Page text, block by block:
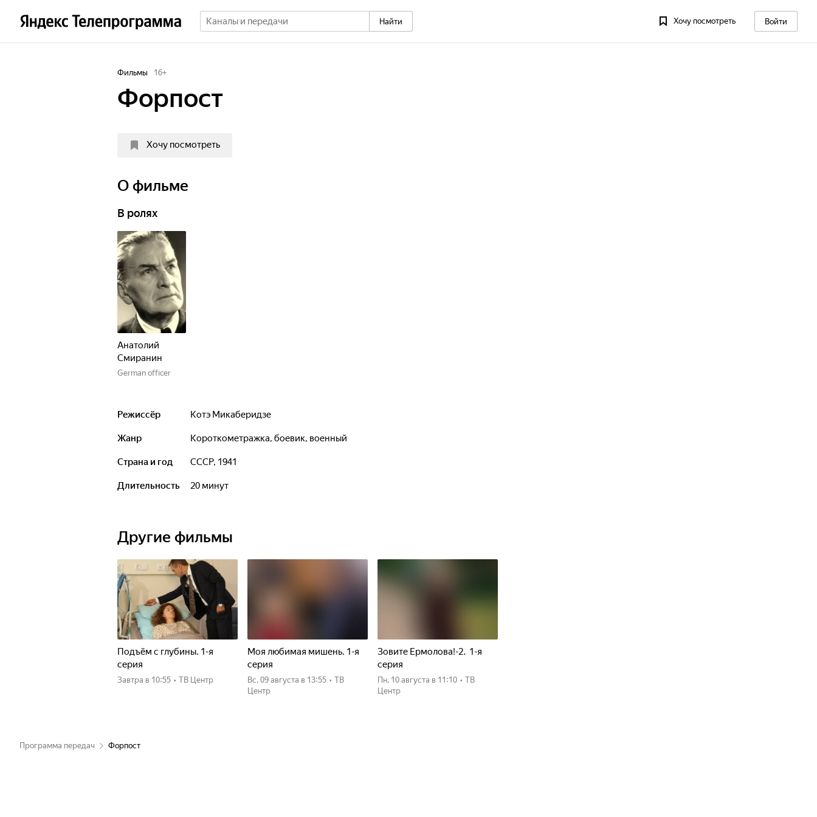
Найти Хочу посмотреть Войти
Фильмы 16+
Форпост
Хочу посмотреть
О фильме
В ролях
Анатолий
Смиранин
German officer
Режиссёр Котэ Микаберидзе
Жанр короткометражка, боевик, военный
Страна и год СССР, 1941
Длительность 20 минут
Другие фильмы
Подъём с глубины. 1-я
серия
Завтра в 10:55 • ТВ Центр
Моя любимая мишень. 1-я
серия
вс, 09 августа в 13:55 • ТВ
Центр
Зовите Ермолова!-2. 1-я
серия
пн, 10 августа в 11:10 • ТВ
Центр
Программа передач Форпост